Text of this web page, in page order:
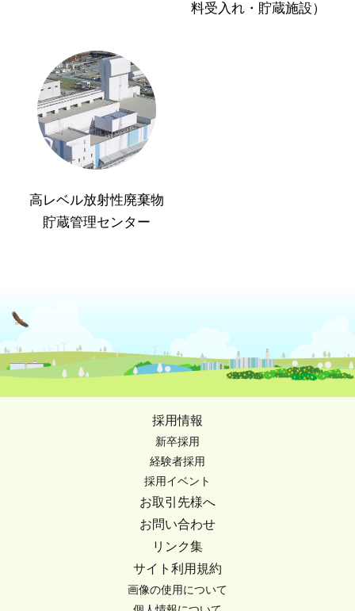
料受入れ・貯蔵施設）
高レベル放射性廃棄物
貯蔵管理センター
採用情報
新卒採用
経験者採用
採用イベント
お取引先様へ
お問い合わせ
リンク集
サイト利用規約
画像の使用について